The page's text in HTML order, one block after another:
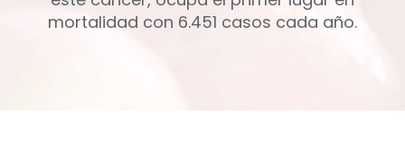
mortalidad con 6.451 casos cada año.